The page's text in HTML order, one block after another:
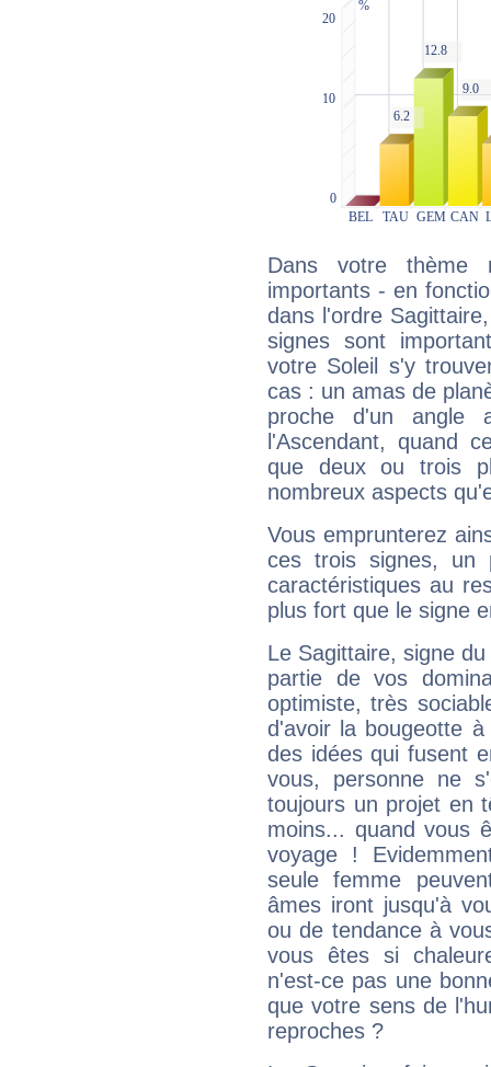
Dans votre thème
importants - en
dans l'ordre
signes sont
votre Soleil s'y
cas : un amas de
proche d'un
l'Ascendant, quand
que deux ou trois
nombreux aspects
Vous emprunterez
ces trois signes, un
caractéristiques au
plus fort que le signe
Le Sagittaire, signe
partie de vos
optimiste, très
d'avoir la bougeotte
des idées qui fusent
vous, personne ne
toujours un projet en
moins... quand vous
voyage !
seule femme
âmes iront jusqu'à
ou de tendance à
vous êtes si
n'est-ce pas une
que votre sens de
reproches ?